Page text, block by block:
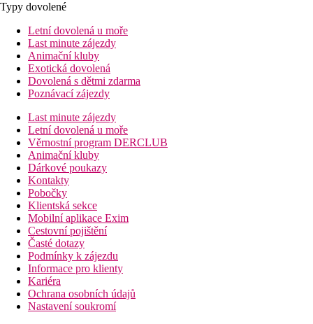
Typy dovolené
Letní dovolená u moře
Last minute zájezdy
Animační kluby
Exotická dovolená
Dovolená s dětmi zdarma
Poznávací zájezdy
Last minute zájezdy
Letní dovolená u moře
Věrnostní program DERCLUB
Animační kluby
Dárkové poukazy
Kontakty
Pobočky
Klientská sekce
Mobilní aplikace Exim
Cestovní pojištění
Časté dotazy
Podmínky k zájezdu
Informace pro klienty
Kariéra
Ochrana osobních údajů
Nastavení soukromí